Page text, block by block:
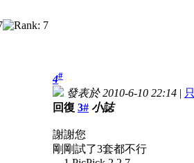
4#
發表於 2010-6-10 22:14 |
回復 3# 小誌
謝謝您
剛剛試了3套都不行